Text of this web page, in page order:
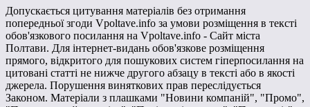
Допускається цитування матеріалів без отримання
попередньої згоди Vpoltave.info за умови розміщення в тексті
обов'язкового посилання на Vpoltave.info - Сайт міста
Полтави. Для інтернет-видань обов'язкове розміщення
прямого, відкритого для пошукових систем гіперпосилання на
цитовані статті не нижче другого абзацу в тексті або в якості
джерела. Порушення виняткових прав переслідується
Законом. Матеріали з плашками "Новини компаній", "Промо",